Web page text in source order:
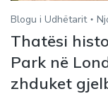
Blogu i Udhëtarit
Thatësi
Park në
zhduket